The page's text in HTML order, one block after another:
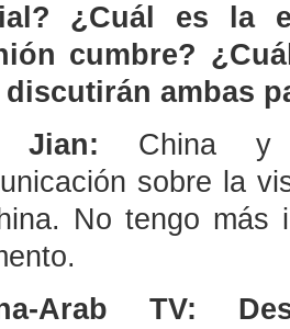
¿Cuál es la
cumbre?
discutirán ambas
Jian: China y
sobre la
No tengo más
Arab TV: